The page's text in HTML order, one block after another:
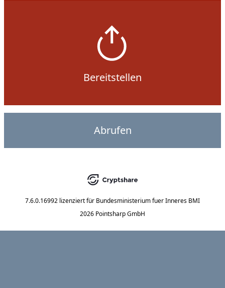
Bereitstellen
Abrufen
7.6.0.16992 lizenziert für Bundesministerium fuer Inneres BMI
2026 Pointsharp GmbH